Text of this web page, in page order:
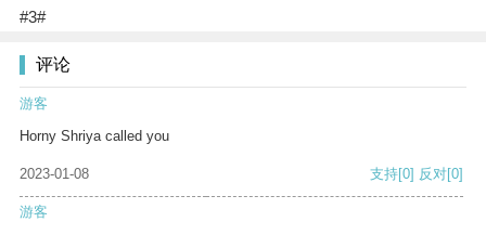
#3#
评论
游客
Horny Shriya called you
2023-01-08 支持[0] 反对[0]
游客